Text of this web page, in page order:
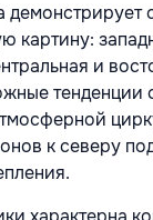
демонстрирует
картину:
и
тенденции
к северу